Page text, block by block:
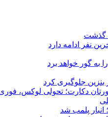
نفر ادامه دارد
به گور خواهد برد
جلوگیری کرد
دکارت؛ تحولی لوکس،